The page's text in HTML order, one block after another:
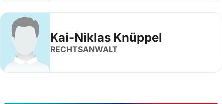
Kai-Niklas Knüppel
RECHTSANWALT